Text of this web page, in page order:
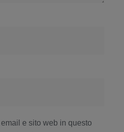
e sito web in questo